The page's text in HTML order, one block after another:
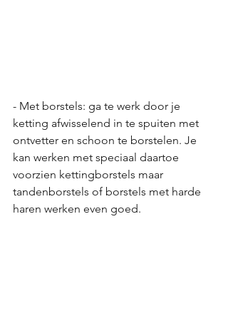
- Met borstels: ga te werk door je
ketting afwisselend in te spuiten met
ontvetter en schoon te borstelen. Je
kan werken met speciaal daartoe
voorzien kettingborstels maar
tandenborstels of borstels met harde
haren werken even goed.